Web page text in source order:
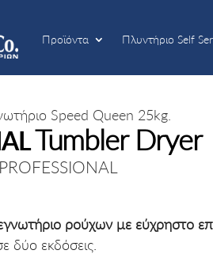
Προϊόντα Πλυντήριο Self
Προϊόντα Πλυντήριο Self
Speed Queen 25kg.
Tumbler Dryer
PROFESSIONAL
ρούχων με εύχρηστο
δύο εκδόσεις.